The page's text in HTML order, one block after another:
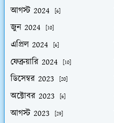
আগস্ট 2024 [6]
জুন 2024 [10]
এপ্রিল 2024 [6]
ফেব্রুয়ারি 2024 [10]
ডিসেম্বর 2023 [20]
অক্টোবর 2023 [6]
আগস্ট 2023 [29]